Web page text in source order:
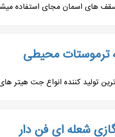
اسمان مجای استفاده میشود
ترموستات محیطی
شعله ای فن دار